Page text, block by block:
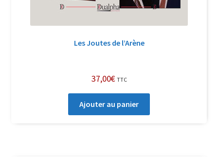
Les Joutes de l’Arène
37,00€ TTC
Ajouter au panier